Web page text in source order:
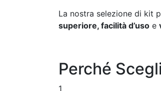
La nostra selezione di kit
superiore, facilità d’uso e
Perché
1